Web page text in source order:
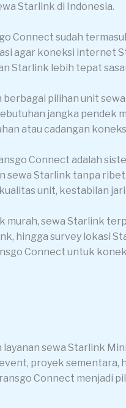
Starlink di Indonesia.
Connect sudah
agar koneksi internet
Starlink lebih tepat
pilihan unit
jangka pendek
atau cadangan
Connect adalah
sewa Starlink tanpa
unit, kestabilan
murah, sewa Starlink
hingga survey lokasi
Connect untuk
sewa Starlink
proyek sementara,
Connect menjadi